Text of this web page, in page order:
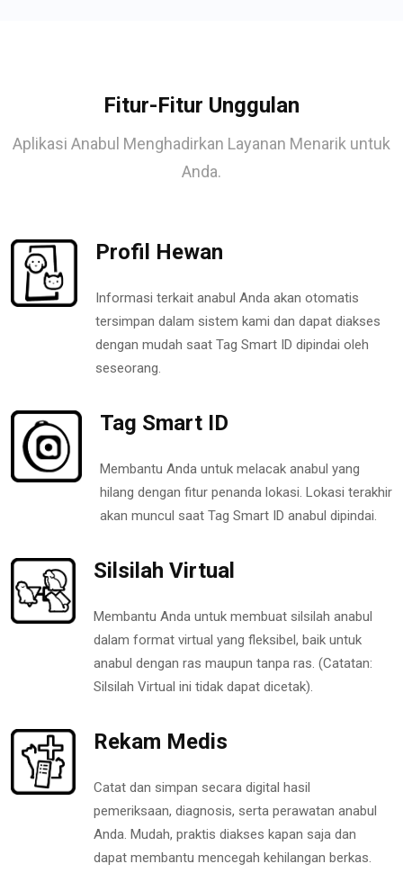
Fitur-Fitur Unggulan
Aplikasi Anabul Menghadirkan Layanan Menarik untuk
Anda.
Profil Hewan
Informasi terkait anabul Anda akan otomatis
tersimpan dalam sistem kami dan dapat diakses
dengan mudah saat Tag Smart ID dipindai oleh
seseorang.
Tag Smart ID
Membantu Anda untuk melacak anabul yang
hilang dengan fitur penanda lokasi. Lokasi terakhir
akan muncul saat Tag Smart ID anabul dipindai.
Silsilah Virtual
Membantu Anda untuk membuat silsilah anabul
dalam format virtual yang fleksibel, baik untuk
anabul dengan ras maupun tanpa ras. (Catatan:
Silsilah Virtual ini tidak dapat dicetak).
Rekam Medis
Catat dan simpan secara digital hasil
pemeriksaan, diagnosis, serta perawatan anabul
Anda. Mudah, praktis diakses kapan saja dan
dapat membantu mencegah kehilangan berkas.